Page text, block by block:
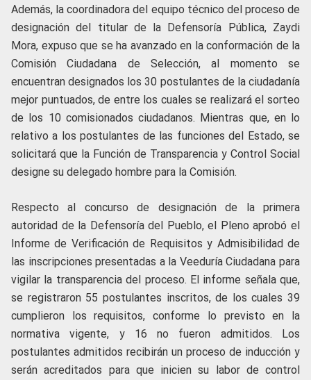
Además, la coordinadora del equipo técnico del proceso de
designación del titular de la Defensoría Pública, Zaydi
Mora, expuso que se ha avanzado en la conformación de la
Comisión Ciudadana de Selección, al momento se
encuentran designados los 30 postulantes de la ciudadanía
mejor puntuados, de entre los cuales se realizará el sorteo
de los 10 comisionados ciudadanos. Mientras que, en lo
relativo a los postulantes de las funciones del Estado, se
solicitará que la Función de Transparencia y Control Social
designe su delegado hombre para la Comisión.
Respecto al concurso de designación de la primera
autoridad de la Defensoría del Pueblo, el Pleno aprobó el
Informe de Verificación de Requisitos y Admisibilidad de
las inscripciones presentadas a la Veeduría Ciudadana para
vigilar la transparencia del proceso. El informe señala que,
se registraron 55 postulantes inscritos, de los cuales 39
cumplieron los requisitos, conforme lo previsto en la
normativa vigente, y 16 no fueron admitidos. Los
postulantes admitidos recibirán un proceso de inducción y
serán acreditados para que inicien su labor de control